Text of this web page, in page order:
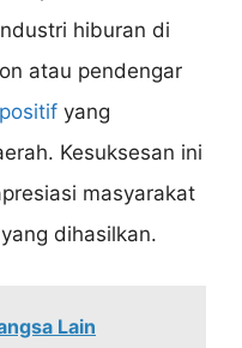
hiburan di
atau pendengar
yang
Kesuksesan ini
masyarakat
dihasilkan.
Lain